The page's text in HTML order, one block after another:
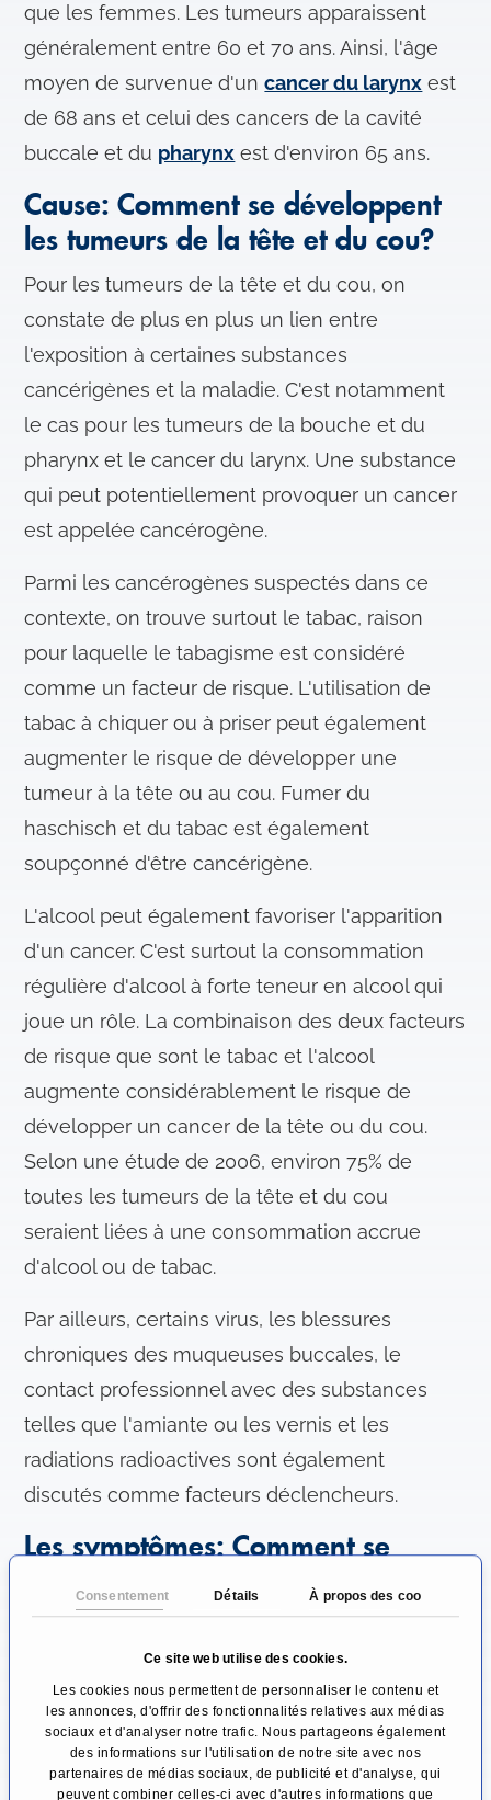
Consentement Détails À propos des cookies
Ce site web utilise des cookies.
Les cookies nous permettent de personnaliser le contenu et
les annonces, d'offrir des fonctionnalités relatives aux médias
sociaux et d'analyser notre trafic. Nous partageons également
des informations sur l'utilisation de notre site avec nos
partenaires de médias sociaux, de publicité et d'analyse, qui
peuvent combiner celles-ci avec d'autres informations que
que les femmes. Les tumeurs apparaissent
généralement entre 60 et 70 ans. Ainsi, l'âge
moyen de survenue d'uncancer du larynx est
de 68 ans et celui des cancers de la cavité
buccale et du pharynx est d'environ 65 ans.
Cause: Comment se développent
les tumeurs de la tête et du cou?
Pour les tumeurs de la tête et du cou, on
constate de plus en plus un lien entre
l'exposition à certaines substances
cancérigènes et la maladie. C'est notamment
le cas pour les tumeurs de la bouche et du
pharynx et le cancer du larynx. Une substance
qui peut potentiellement provoquer un cancer
est appelée cancérogène.
Parmi les cancérogènes suspectés dans ce
contexte, on trouve surtout le tabac, raison
pour laquelle le tabagisme est considéré
comme un facteur de risque. L'utilisation de
tabac à chiquer ou à priser peut également
augmenter le risque de développer une
tumeur à la tête ou au cou. Fumer du
haschisch et du tabac est également
soupçonné d'être cancérigène.
L'alcool peut également favoriser l'apparition
d'un cancer. C'est surtout la consommation
régulière d'alcool à forte teneur en alcool qui
joue un rôle. La combinaison des deux facteurs
de risque que sont le tabac et l'alcool
augmente considérablement le risque de
développer un cancer de la tête ou du cou.
Selon une étude de 2006, environ 75% de
toutes les tumeurs de la tête et du cou
seraient liées à une consommation accrue
d'alcool ou de tabac.
Par ailleurs, certains virus, les blessures
chroniques des muqueuses buccales, le
contact professionnel avec des substances
telles que l'amiante ou les vernis et les
radiations radioactives sont également
discutés comme facteurs déclencheurs.
Les symptômes: Comment se
manifeste ce type de tumeur?
cou dépendent du type de tumeur.
Les tumeurs de la cavité buccale et de la
partie supérieure du pharynx provoquent
souvent un gonflement palpable comme